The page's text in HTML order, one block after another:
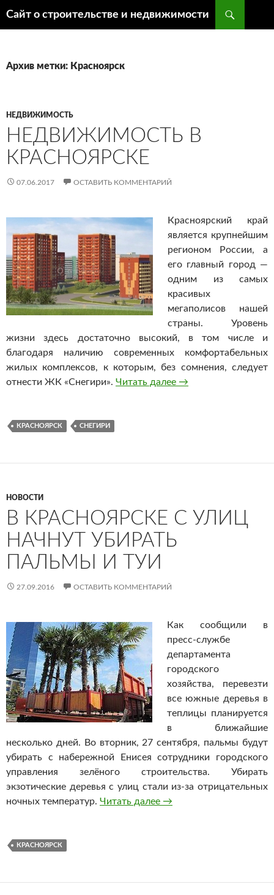
Сайт о строительстве и недвижимости
Архив метки: Красноярск
НЕДВИЖИМОСТЬ
НЕДВИЖИМОСТЬ В
КРАСНОЯРСКЕ
07.06.2017 ОСТАВИТЬ КОММЕНТАРИЙ
Красноярский край
является крупнейшим
регионом России, а
его главный город —
одним из самых
красивых
мегаполисов нашей
страны. Уровень
жизни здесь достаточно высокий, в том числе и
благодаря наличию современных комфортабельных
жилых комплексов, к которым, без сомнения, следует
отнести ЖК «Снегири». Читать далее Недвижимость в
→
КРАСНОЯРСК СНЕГИРИ
НОВОСТИ
В КРАСНОЯРСКЕ С УЛИЦ
НАЧНУТ УБИРАТЬ
ПАЛЬМЫ И ТУИ
27.09.2016 ОСТАВИТЬ КОММЕНТАРИЙ
Как сообщили в
пресс-службе
департамента
городского
хозяйства, перевезти
все южные деревья в
теплицы планируется
в ближайшие
несколько дней. Во вторник, 27 сентября, пальмы будут
убирать с набережной Енисея сотрудники городского
управления зелёного строительства. Убирать
экзотические деревья с улиц стали из-за отрицательных
ночных температур. Читать далее В Красноярске с улиц
→
КРАСНОЯРСК